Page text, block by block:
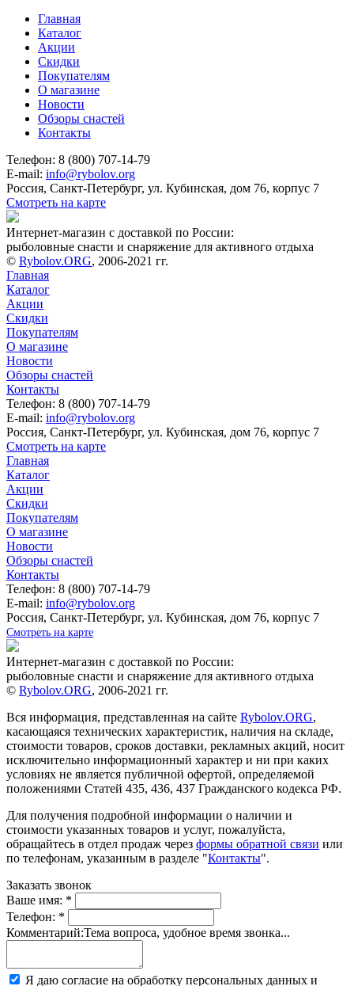
Главная
Каталог
Акции
Скидки
Покупателям
О магазине
Новости
Обзоры снастей
Контакты
Телефон: 8 (800) 707-14-79
E-mail: info@rybolov.org
Россия, Санкт-Петербург, ул. Кубинская, дом 76, корпус 7
Смотреть на карте
Интернет-магазин с доставкой по России:
рыболовные снасти и снаряжение для активного отдыха
© Rybolov.ORG, 2006-2021 гг.
Главная
Каталог
Акции
Скидки
Покупателям
О магазине
Новости
Обзоры снастей
Контакты
Телефон: 8 (800) 707-14-79
E-mail: info@rybolov.org
Россия, Санкт-Петербург, ул. Кубинская, дом 76, корпус 7
Смотреть на карте
Главная
Каталог
Акции
Скидки
Покупателям
О магазине
Новости
Обзоры снастей
Контакты
Телефон: 8 (800) 707-14-79
E-mail: info@rybolov.org
Россия, Санкт-Петербург, ул. Кубинская, дом 76, корпус 7
Смотреть на карте
Интернет-магазин с доставкой по России:
рыболовные снасти и снаряжение для активного отдыха
© Rybolov.ORG, 2006-2021 гг.
Вся информация, представленная на сайте Rybolov.ORG,
касающаяся технических характеристик, наличия на складе,
стоимости товаров, сроков доставки, рекламных акций, носит
исключительно информационный характер и ни при каких
условиях не является публичной офертой, определяемой
положениями Статей 435, 436, 437 Гражданского кодекса РФ.
Для получения подробной информации о наличии и
стоимости указанных товаров и услуг, пожалуйста,
обращайтесь в отдел продаж через формы обратной связи или
по телефонам, указанным в разделе "Контакты".
Заказать звонок
Ваше имя: *
Телефон: *
Комментарий:Тема вопроса, удобное время звонка...
Я даю согласие на обработку персональных данных и